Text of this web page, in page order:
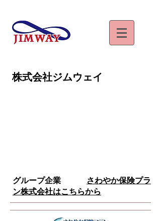
​株式会社ジムウェイ
​グループ企業 さわやか保険プラ
ン株式会社はこちらから